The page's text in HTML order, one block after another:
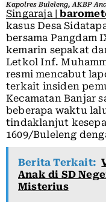
Kapolres Buleleng, AKBP
Singaraja |
kasus Desa
bersama Pangdam
kemarin sepakat
Letkol Inf.
resmi mencabut
terkait insiden
Kecamatan Banjar
beberapa waktu
tindaklanjut
1609/Buleleng
Berita Terkait:
Anak di SD
Misterius